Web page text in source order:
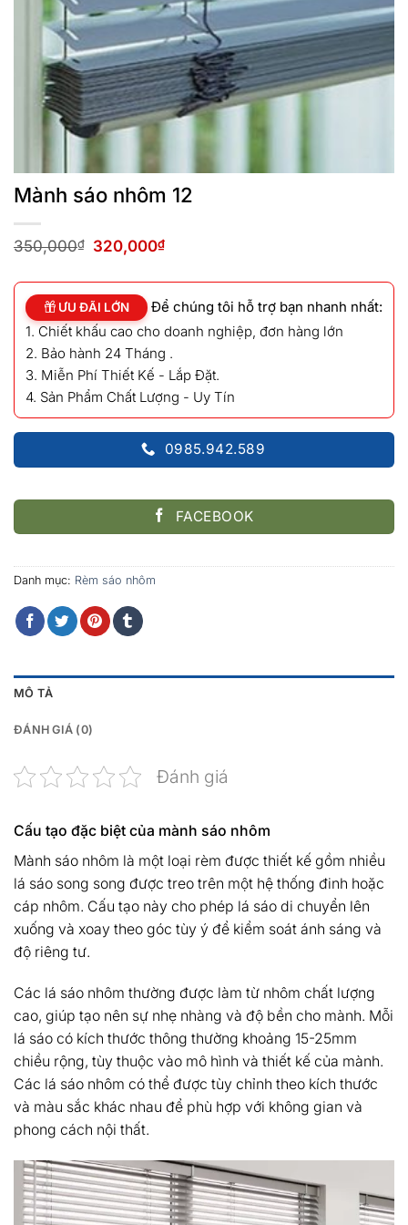
Mành sáo nhôm 12
350,000₫
Giá
350,000₫.
320,000₫Giá
320,000₫.
ƯU ĐÃI LỚN
Để chúng tôi hỗ trợ bạn nhanh nhất:
1. Chiết khấu cao cho doanh nghiệp, đơn hàng lớn
2. Bảo hành 24 Tháng .
3. Miễn Phí Thiết Kế - Lắp Đặt.
4. Sản Phẩm Chất Lượng - Uy Tín
0985.942.589
FACEBOOK
Danh mục: Rèm sáo nhôm
MÔ TẢ
ĐÁNH GIÁ (0)
Đánh giá
Cấu tạo đặc biệt của mành sáo nhôm
Mành sáo nhôm là một loại rèm được thiết kế gồm nhiều
lá sáo song song được treo trên một hệ thống đinh hoặc
cáp nhôm. Cấu tạo này cho phép lá sáo di chuyển lên
xuống và xoay theo góc tùy ý để kiểm soát ánh sáng và
độ riêng tư.
Các lá sáo nhôm thường được làm từ nhôm chất lượng
cao, giúp tạo nên sự nhẹ nhàng và độ bền cho mành. Mỗi
lá sáo có kích thước thông thường khoảng 15-25mm
chiều rộng, tùy thuộc vào mô hình và thiết kế của mành.
Các lá sáo nhôm có thể được tùy chỉnh theo kích thước
và màu sắc khác nhau để phù hợp với không gian và
phong cách nội thất.